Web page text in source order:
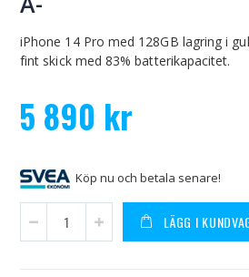
iPhone 14 Pro med 128GB lagring i
fint skick med 83% batterikapacitet.
5 890 kr
Köp nu och betala senare!
LÄGG I